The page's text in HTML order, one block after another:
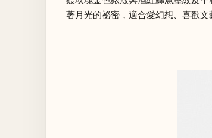
著月光的祕密，適合愛幻想、喜歡文